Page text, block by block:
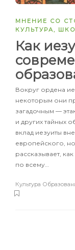
МНЕНИЕ СО
КУЛЬТУРА,
Как
Вокруг ордена
некоторым они
загадочным —
и других тайных
вклад иезуиты
европейского,
рассказывает,
по всему…
Культура